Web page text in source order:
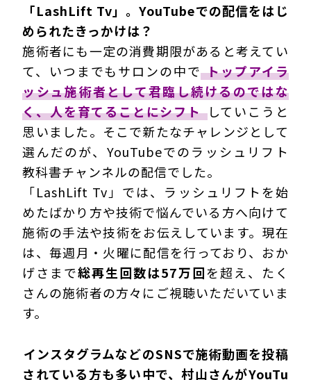
「LashLift Tv」。YouTubeでの配信をはじ
められたきっかけは？
施術者にも一定の消費期限があると考えてい
て、いつまでもサロンの中で トップアイラ
ッシュ施術者として君臨し続けるのではな
く、人を育てることにシフト していこうと
思いました。そこで新たなチャレンジとして
選んだのが、YouTubeでのラッシュリフト
教科書チャンネルの配信でした。
「LashLift Tv」では、ラッシュリフトを始
めたばかり方や技術で悩んでいる方へ向けて
施術の手法や技術をお伝えしています。現在
は、毎週月・火曜に配信を行っており、おか
げさまで総再生回数は57万回を超え、たく
さんの施術者の方々にご視聴いただいていま
す。
―――インスタグラムなどのSNSで施術動画を投稿
されている方も多い中で、村山さんがYouTu